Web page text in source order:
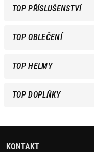
TOP PŘÍSLUŠENSTVÍ
TOP OBLEČENÍ
TOP HELMY
TOP DOPLŇKY
KONTAKT